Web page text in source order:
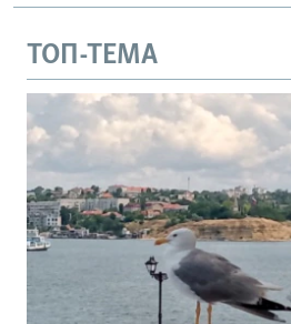
ТОП-ТЕМА